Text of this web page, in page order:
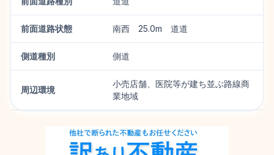
前面道路状態 南西 25.0m 道道
側道種別 側道
周辺環境
小売店舗、医院等が建ち並ぶ路線商
業地域